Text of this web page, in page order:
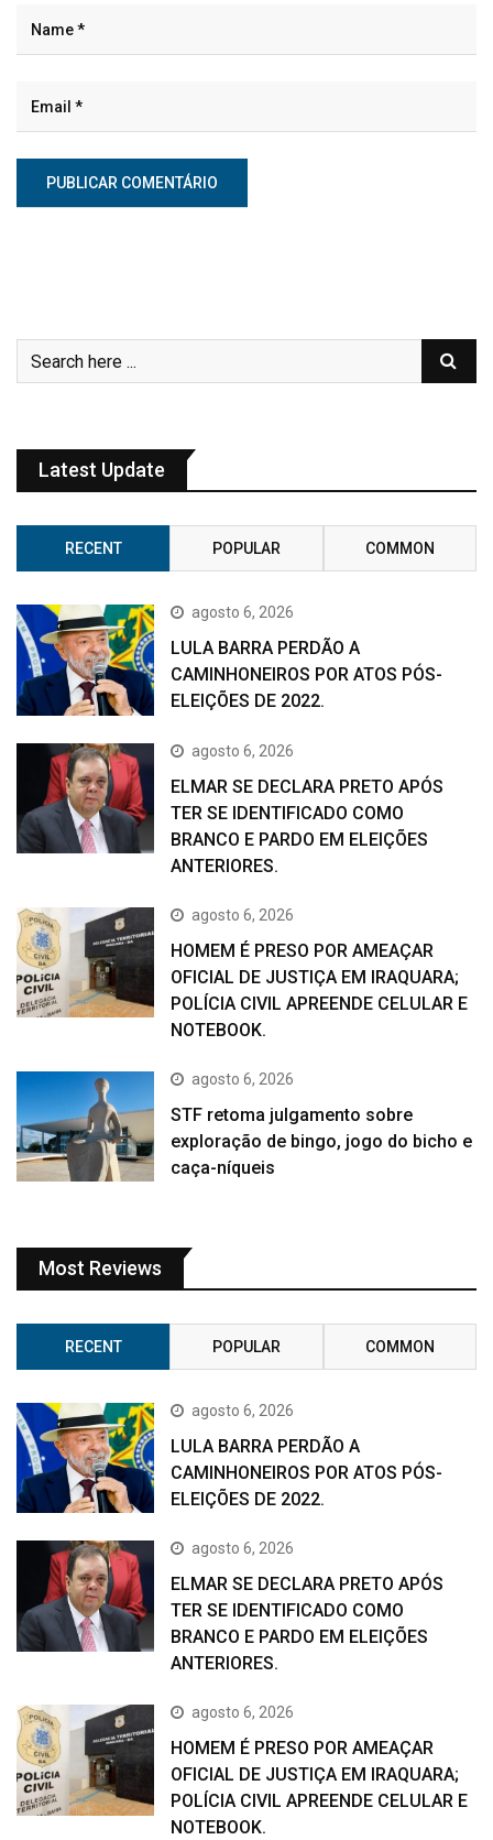
Latest Update
RECENT POPULAR COMMON
agosto 6, 2026
LULA BARRA PERDÃO A
CAMINHONEIROS POR ATOS PÓS-
ELEIÇÕES DE 2022.
agosto 6, 2026
ELMAR SE DECLARA PRETO APÓS
TER SE IDENTIFICADO COMO
BRANCO E PARDO EM ELEIÇÕES
ANTERIORES.
agosto 6, 2026
HOMEM É PRESO POR AMEAÇAR
OFICIAL DE JUSTIÇA EM IRAQUARA;
POLÍCIA CIVIL APREENDE CELULAR E
NOTEBOOK.
agosto 6, 2026
STF retoma julgamento sobre
exploração de bingo, jogo do bicho e
caça-níqueis
Most Reviews
RECENT POPULAR COMMON
agosto 6, 2026
LULA BARRA PERDÃO A
CAMINHONEIROS POR ATOS PÓS-
ELEIÇÕES DE 2022.
agosto 6, 2026
ELMAR SE DECLARA PRETO APÓS
TER SE IDENTIFICADO COMO
BRANCO E PARDO EM ELEIÇÕES
ANTERIORES.
agosto 6, 2026
HOMEM É PRESO POR AMEAÇAR
OFICIAL DE JUSTIÇA EM IRAQUARA;
POLÍCIA CIVIL APREENDE CELULAR E
NOTEBOOK.